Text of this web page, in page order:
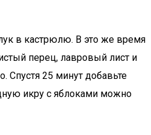
в кастрюлю. В это же время
перец, лавровый лист и
Спустя 25 минут добавьте
икру с яблоками можно